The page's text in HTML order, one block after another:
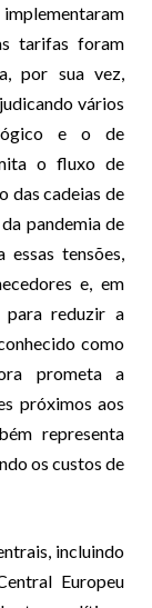
tarifas foram
por sua vez,
vários
e o de
o fluxo de
das cadeias de
pandemia de
tensões,
e, em
para reduzir a
como
prometa a
próximos aos
representa
os custos de
incluindo
Europeu